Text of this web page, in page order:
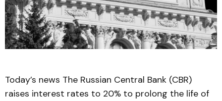
Today’s news The Russian Central Bank (CBR)
raises interest rates to 20% to prolong the life of